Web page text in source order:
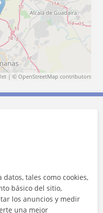
| © OpenStreetMap contributors
tales como cookies,
básico del sitio,
los anuncios y medir
una mejor